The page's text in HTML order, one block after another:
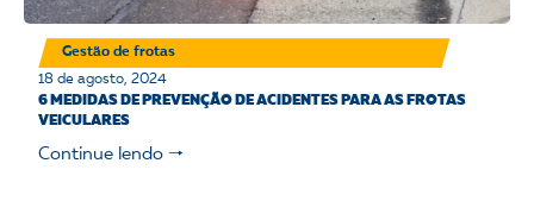
Gestão de frotas
18 de agosto, 2024
6 MEDIDAS DE PREVENÇÃO DE ACIDENTES PARA AS FROTAS
VEICULARES
Continue lendo 🠒